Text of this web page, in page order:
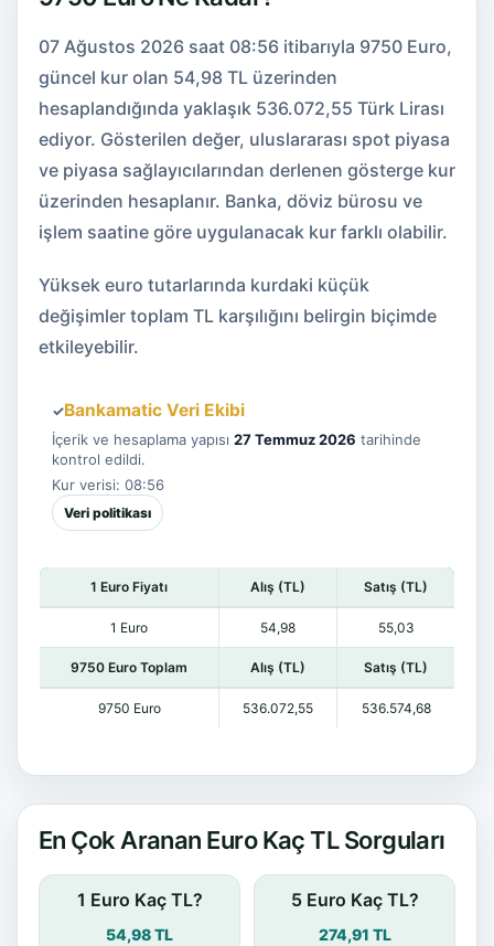
07 Ağustos 2026 saat 08:56 itibarıyla 9750 Euro,
güncel kur olan 54,98 TL üzerinden
hesaplandığında yaklaşık 536.072,55 Türk Lirası
ediyor. Gösterilen değer, uluslararası spot piyasa
ve piyasa sağlayıcılarından derlenen gösterge kur
üzerinden hesaplanır. Banka, döviz bürosu ve
işlem saatine göre uygulanacak kur farklı olabilir.
Yüksek euro tutarlarında kurdaki küçük
değişimler toplam TL karşılığını belirgin biçimde
etkileyebilir.
✓Bankamatic Veri Ekibi
İçerik ve hesaplama yapısı 27 Temmuz 2026 tarihinde
kontrol edildi.
Kur verisi: 08:56
Veri politikası
1 Euro Fiyatı Alış (TL) Satış (TL)
1 Euro 54,98 55,03
9750 Euro Toplam Alış (TL) Satış (TL)
9750 Euro 536.072,55 536.574,68
En Çok Aranan Euro Kaç TL Sorguları
1 Euro Kaç TL?
54,98 TL
5 Euro Kaç TL?
274,91 TL